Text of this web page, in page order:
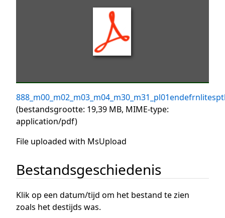
(bestandsgrootte: 19,39 MB, MIME-type:
application/pdf)
File uploaded with MsUpload
Bestandsgeschiedenis
Klik op een datum/tijd om het bestand te zien
zoals het destijds was.